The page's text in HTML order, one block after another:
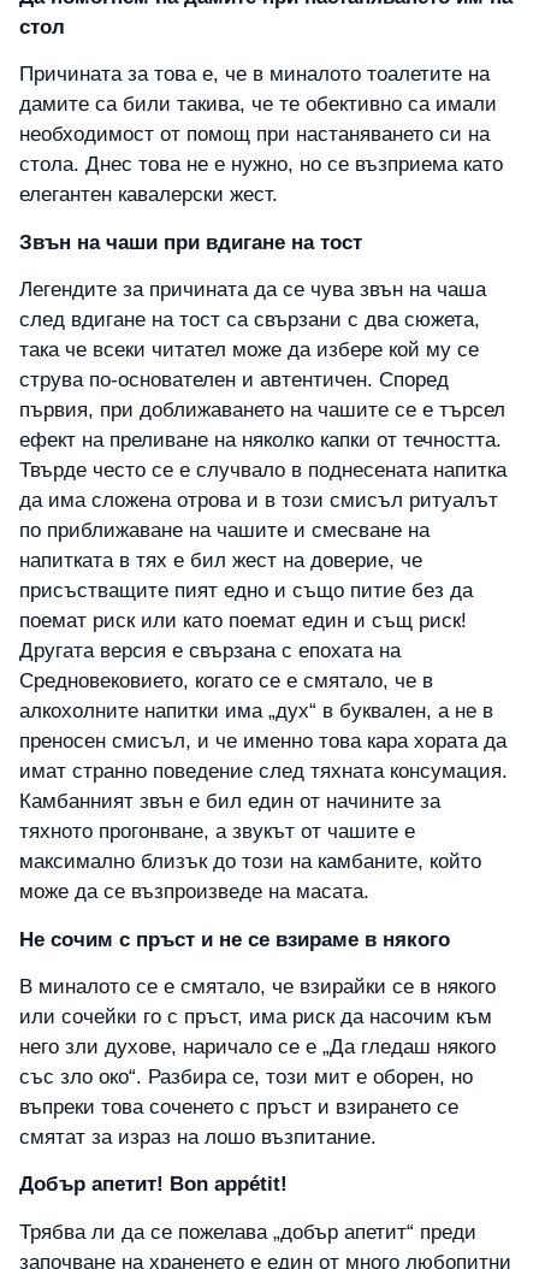
стол
Причината за това е, че в миналото тоалетите на
дамите са били такива, че те обективно са имали
необходимост от помощ при настаняването си на
стола. Днес това не е нужно, но се възприема като
елегантен кавалерски жест.
Звън на чаши при вдигане на тост
Легендите за причината да се чува звън на чаша
след вдигане на тост са свързани с два сюжета,
така че всеки читател може да избере кой му се
струва по-основателен и автентичен. Според
първия, при доближаването на чашите се е търсел
ефект на преливане на няколко капки от течността.
Твърде често се е случвало в поднесената напитка
да има сложена отрова и в този смисъл ритуалът
по приближаване на чашите и смесване на
напитката в тях е бил жест на доверие, че
присъстващите пият едно и също питие без да
поемат риск или като поемат един и същ риск!
Другата версия е свързана с епохата на
Средновековието, когато се е смятало, че в
алкохолните напитки има „дух“ в буквален, а не в
преносен смисъл, и че именно това кара хората да
имат странно поведение след тяхната консумация.
Камбанният звън е бил един от начините за
тяхното прогонване, а звукът от чашите е
максимално близък до този на камбаните, който
може да се възпроизведе на масата.
Не сочим с пръст и не се взираме в някого
В миналото се е смятало, че взирайки се в някого
или сочейки го с пръст, има риск да насочим към
него зли духове, наричало се е „Да гледаш някого
със зло око“. Разбира се, този мит е оборен, но
въпреки това соченето с пръст и взирането се
смятат за израз на лошо възпитание.
Добър апетит! Bon appétit!
Трябва ли да се пожелава „добър апетит“ преди
започване на храненето е един от много любопитни